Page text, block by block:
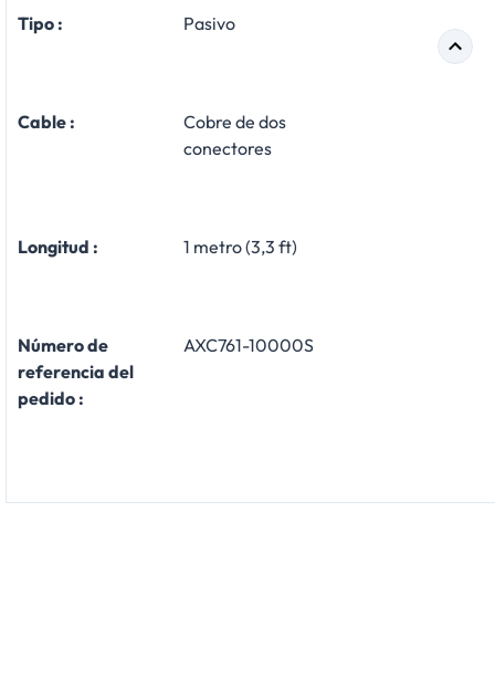
Tipo : Pasivo
Cable :
Cobre de dos
conectores
Longitud : 1 metro (3,3 ft)
Número de
referencia del
pedido :
AXC761-10000S